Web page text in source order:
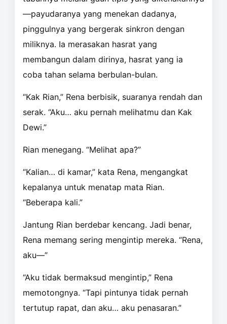
—payudaranya yang menekan dadanya,
pinggulnya yang bergerak sinkron dengan
miliknya. Ia merasakan hasrat yang
membangun dalam dirinya, hasrat yang ia
coba tahan selama berbulan-bulan.
“Kak Rian,” Rena berbisik, suaranya rendah dan
serak. “Aku… aku pernah melihatmu dan Kak
Dewi.”
Rian menegang. “Melihat apa?”
“Kalian… di kamar,” kata Rena, mengangkat
kepalanya untuk menatap mata Rian.
“Beberapa kali.”
Jantung Rian berdebar kencang. Jadi benar,
Rena memang sering mengintip mereka. “Rena,
aku—”
“Aku tidak bermaksud mengintip,” Rena
memotongnya. “Tapi pintunya tidak pernah
tertutup rapat, dan aku… aku penasaran.”